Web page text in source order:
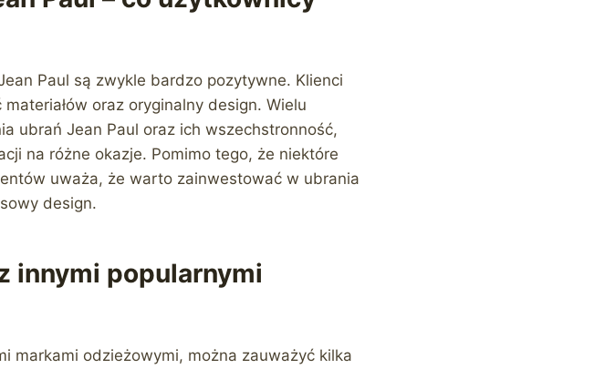
Paul są zwykle bardzo pozytywne. Klienci
oraz oryginalny design. Wielu
ubrań Jean Paul oraz ich wszechstronność,
na różne okazje. Pomimo tego, że niektóre
uważa, że warto zainwestować w ubrania
design.
innymi popularnymi
markami odzieżowymi, można zauważyć kilka